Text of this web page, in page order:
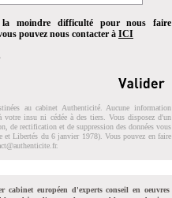
la moindre difficulté pour nous faire
pouvez nous contacter à ICI
au cabinet Authenticité. Aucune information
votre insu ni cédée à des tiers. Vous disposez d'un
de rectification et de suppression des données vous
et Libertés du 6 janvier 1978). Vous pouvez en faire
.
cabinet européen d'experts conseil en oeuvres